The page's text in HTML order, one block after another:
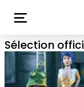
Sélection